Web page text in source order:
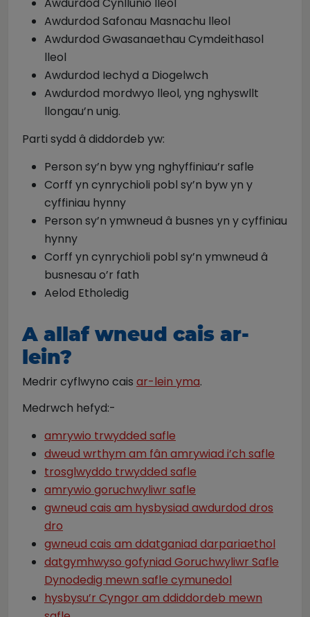
Awdurdod Safonau Masnachu lleol
Awdurdod Gwasanaethau Cymdeithasol
lleol
Awdurdod Iechyd a Diogelwch
Awdurdod mordwyo lleol, yng nghyswllt
llongau’n unig.
Parti sydd â diddordeb yw:
Person sy’n byw yng nghyffiniau’r safle
Corff yn cynrychioli pobl sy’n byw yn y
cyffiniau hynny
Person sy’n ymwneud â busnes yn y cyffiniau
hynny
Corff yn cynrychioli pobl sy’n ymwneud â
busnesau o’r fath
Aelod Etholedig
A allaf wneud cais ar-
lein?
Medrir cyflwyno cais ar-lein yma.
Medrwch hefyd:-
amrywio trwydded safle
dweud wrthym am fân amrywiad i’ch safle
trosglwyddo trwydded safle
amrywio goruchwyliwr safle
gwneud cais am hysbysiad awdurdod dros
dro
gwneud cais am ddatganiad darpariaethol
datgymhwyso gofyniad Goruchwyliwr Safle
Dynodedig mewn safle cymunedol
hysbysu’r Cyngor am ddiddordeb mewn